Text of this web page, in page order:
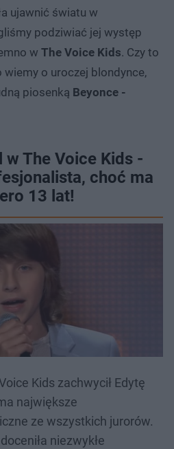
ujawnić światu w
podziwiać jej występ
w The Voice Kids. Czy to
wiemy o uroczej blondynce,
piosenką Beyonce -
The Voice Kids -
choć ma
13 lat!
Kids zachwycił Edytę
największe
ze wszystkich jurorów.
niezwykłe